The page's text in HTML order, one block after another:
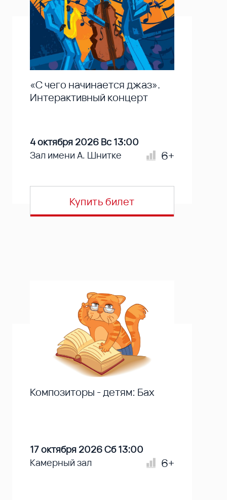
«С чего начинается джаз».
Интерактивный концерт
4 октября 2026 Вс 13:00
Зал имени А. Шнитке
6+
Купить билет
Композиторы - детям: Бах
17 октября 2026 Сб 13:00
Камерный зал
6+